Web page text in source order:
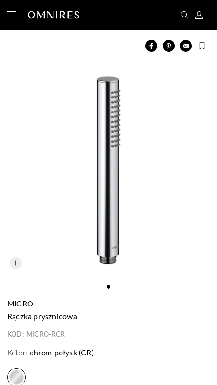
MICRO
rączka prysznicowa
KOD: MICRO-RCR
Kolor: chrom połysk (CR)